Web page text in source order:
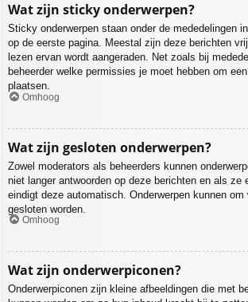
Wat zijn sticky onderwerpen?
Sticky onderwerpen staan onder de mededelingen
op de eerste pagina. Meestal zijn deze berichten
lezen ervan wordt aangeraden. Net zoals bij
beheerder welke permissies je moet hebben om
plaatsen.
Omhoog
Wat zijn gesloten onderwerpen?
Zowel moderators als beheerders kunnen
niet langer antwoorden op deze berichten en als ze
eindigt deze automatisch. Onderwerpen kunnen om
gesloten worden.
Omhoog
Wat zijn onderwerpiconen?
Onderwerpiconen zijn kleine afbeeldingen die met